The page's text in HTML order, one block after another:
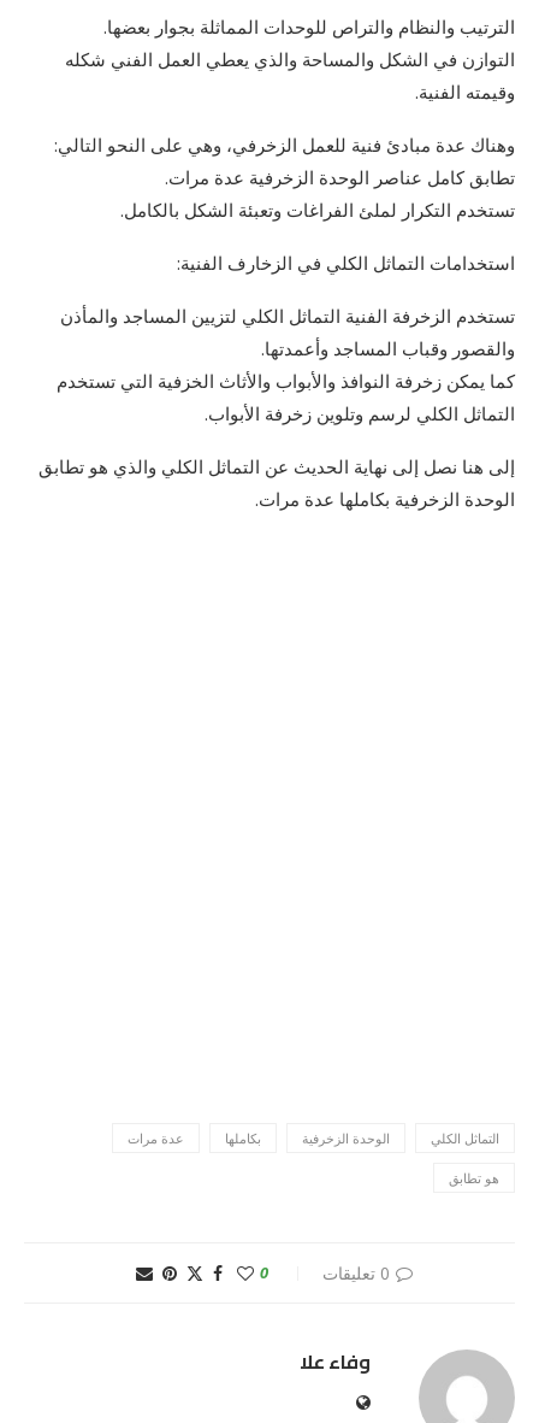
الترتيب والنظام والتراص للوحدات المماثلة بجوار بعضها.
التوازن في الشكل والمساحة والذي يعطي العمل الفني شكله
وقيمته الفنية.
وهناك عدة مبادئ فنية للعمل الزخرفي، وهي على النحو التالي:
تطابق كامل عناصر الوحدة الزخرفية عدة مرات.
تستخدم التكرار لملئ الفراغات وتعبئة الشكل بالكامل.
استخدامات التماثل الكلي في الزخارف الفنية:
تستخدم الزخرفة الفنية التماثل الكلي لتزيين المساجد والمأذن
والقصور وقباب المساجد وأعمدتها.
كما يمكن زخرفة النوافذ والأبواب والأثاث الخزفية التي تستخدم
التماثل الكلي لرسم وتلوين زخرفة الأبواب.
إلى هنا نصل إلى نهاية الحديث عن التماثل الكلي والذي هو تطابق
الوحدة الزخرفية بكاملها عدة مرات.
التماثل الكلي الوحدة الزخرفية بكاملها عدة مرات
هو تطابق
0 تعليقات 0
وفاء علا